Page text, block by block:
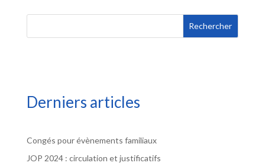
Rechercher
Derniers articles
Congés pour évènements familiaux
JOP 2024 : circulation et justificatifs